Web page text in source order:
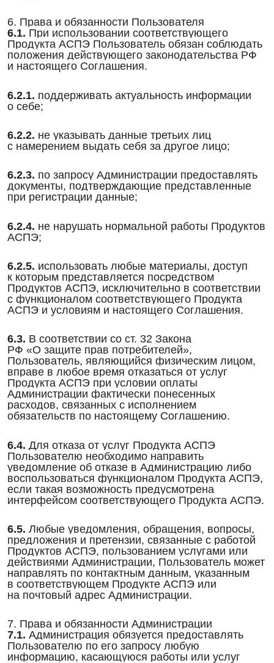
6. Права и обязанности Пользователя
6.1. При использовании соответствующего
Продукта АСПЭ Пользователь обязан соблюдать
положения действующего законодательства РФ
и настоящего Соглашения.
6.2.1. поддерживать актуальность информации
о себе;
6.2.2. не указывать данные третьих лиц
с намерением выдать себя за другое лицо;
6.2.3. по запросу Администрации предоставлять
документы, подтверждающие представленные
при регистрации данные;
6.2.4. не нарушать нормальной работы Продуктов
АСПЭ;
6.2.5. использовать любые материалы, доступ
к которым представляется посредством
Продуктов АСПЭ, исключительно в соответствии
с функционалом соответствующего Продукта
АСПЭ и условиям и настоящего Соглашения.
6.3. В соответствии со ст. 32 Закона
РФ «О защите прав потребителей»,
Пользователь, являющийся физическим лицом,
вправе в любое время отказаться от услуг
Продукта АСПЭ при условии оплаты
Администрации фактически понесенных
расходов, связанных с исполнением
обязательств по настоящему Соглашению.
6.4. Для отказа от услуг Продукта АСПЭ
Пользователю необходимо направить
уведомление об отказе в Администрацию либо
воспользоваться функционалом Продукта АСПЭ,
если такая возможность предусмотрена
интерфейсом соответствующего Продукта АСПЭ.
6.5. Любые уведомления, обращения, вопросы,
предложения и претензии, связанные с работой
Продуктов АСПЭ, пользованием услугами или
действиями Администрации, Пользователь может
направлять по контактным данным, указанным
в соответствующем Продукте АСПЭ или
на почтовый адрес Администрации.
7. Права и обязанности Администрации
7.1. Администрация обязуется предоставлять
Пользователю по его запросу любую
информацию, касающуюся работы или услуг